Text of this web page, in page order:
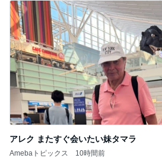
アレク またすぐ会いたい妹タマラ
Amebaトピックス 10時間前